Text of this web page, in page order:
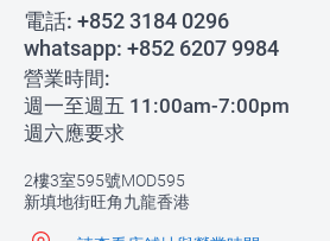
電話: +852 3184 0296
whatsapp: +852 6207 9984
營業時間:
週一至週五 11:00am-7:00pm
週六應要求
2樓3室595號MOD595
新填地街旺角九龍香港